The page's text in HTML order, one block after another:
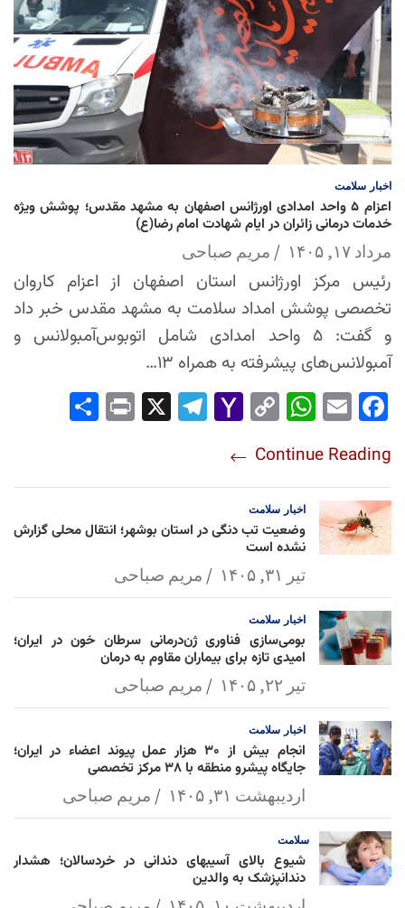
اخبار سلامت
اعزام ۵ واحد امدادی اورژانس اصفهان به مشهد مقدس؛ پوشش ویژه
خدمات درمانی زائران در ایام شهادت امام رضا(ع)
مرداد ۱۷, ۱۴۰۵ مریم صباحی
رئیس مرکز اورژانس استان اصفهان از اعزام کاروان
تخصصی پوشش امداد سلامت به مشهد مقدس خبر داد
و گفت: ۵ واحد امدادی شامل اتوبوس‌آمبولانس و
آمبولانس‌های پیشرفته به همراه ۱۳…
Fac
ok
Em
Wh
Ap
p
Co
Lin
k
Yah
l
Tel
Pri
Continue Reading
اخبار سلامت
وضعیت تب دنگی در استان بوشهر؛ انتقال محلی گزارش
نشده است
تیر ۳۱, ۱۴۰۵ مریم صباحی
اخبار سلامت
بومی‌سازی فناوری ژن‌درمانی سرطان خون در ایران؛
امیدی تازه برای بیماران مقاوم به درمان
تیر ۲۲, ۱۴۰۵ مریم صباحی
اخبار سلامت
انجام بیش از ۳۰ هزار عمل پیوند اعضاء در ایران؛
جایگاه پیشرو منطقه با ۳۸ مرکز تخصصی
اردیبهشت ۳۱, ۱۴۰۵ مریم صباحی
سلامت
شیوع بالای آسیبهای دندانی در خردسالان؛ هشدار
دندانپزشک به والدین